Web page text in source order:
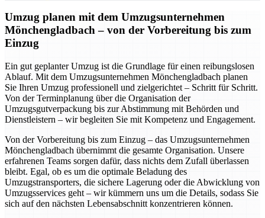
Umzug planen mit dem Umzugsunternehmen
Mönchengladbach – von der Vorbereitung bis zum
Einzug
Ein gut geplanter Umzug ist die Grundlage für einen reibungslosen
Ablauf. Mit dem Umzugsunternehmen Mönchengladbach planen
Sie Ihren Umzug professionell und zielgerichtet – Schritt für Schritt.
Von der Terminplanung über die Organisation der
Umzugsgutverpackung bis zur Abstimmung mit Behörden und
Dienstleistern – wir begleiten Sie mit Kompetenz und Engagement.
Von der Vorbereitung bis zum Einzug – das Umzugsunternehmen
Mönchengladbach übernimmt die gesamte Organisation. Unsere
erfahrenen Teams sorgen dafür, dass nichts dem Zufall überlassen
bleibt. Egal, ob es um die optimale Beladung des
Umzugstransporters, die sichere Lagerung oder die Abwicklung von
Umzugsservices geht – wir kümmern uns um die Details, sodass Sie
sich auf den nächsten Lebensabschnitt konzentrieren können.